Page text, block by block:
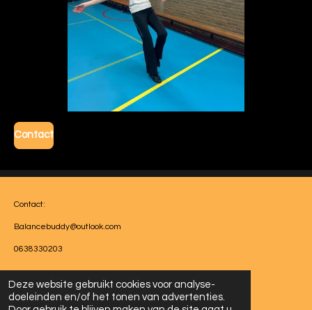
Deze website gebruikt cookies voor analyse-
doeleinden en/of het tonen van advertenties.
Contact
Contact:
Balancebuddy@outlook.com
0638330203
© 2023 - 2026 Balance Buddy
Powered by JouwWeb